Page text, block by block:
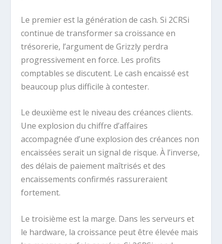
Le premier est la génération de cash. Si 2CRSi
continue de transformer sa croissance en
trésorerie, l’argument de Grizzly perdra
progressivement en force. Les profits
comptables se discutent. Le cash encaissé est
beaucoup plus difficile à contester.
Le deuxième est le niveau des créances clients.
Une explosion du chiffre d’affaires
accompagnée d’une explosion des créances non
encaissées serait un signal de risque. À l’inverse,
des délais de paiement maîtrisés et des
encaissements confirmés rassureraient
fortement.
Le troisième est la marge. Dans les serveurs et
le hardware, la croissance peut être élevée mais